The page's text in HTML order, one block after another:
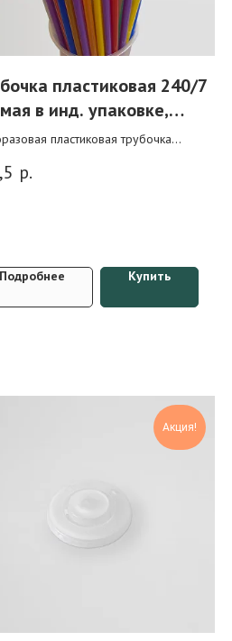
пластиковая 240/7
в инд. упаковке,
пластиковая трубочка
напитков. Подходит для стаканов
р.
Подробнее Купить
Акция!